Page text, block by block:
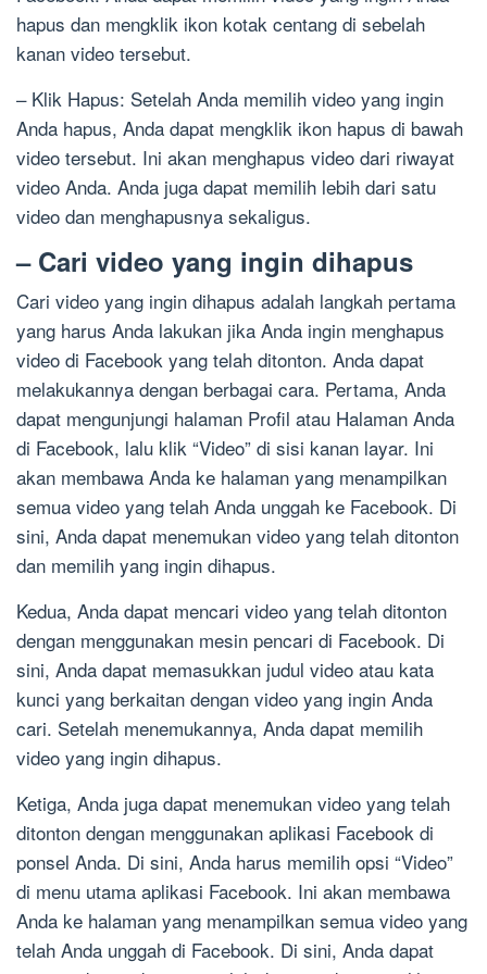
hapus dan mengklik ikon kotak centang di sebelah
kanan video tersebut.
– Klik Hapus: Setelah Anda memilih video yang ingin
Anda hapus, Anda dapat mengklik ikon hapus di bawah
video tersebut. Ini akan menghapus video dari riwayat
video Anda. Anda juga dapat memilih lebih dari satu
video dan menghapusnya sekaligus.
– Cari video yang ingin dihapus
Cari video yang ingin dihapus adalah langkah pertama
yang harus Anda lakukan jika Anda ingin menghapus
video di Facebook yang telah ditonton. Anda dapat
melakukannya dengan berbagai cara. Pertama, Anda
dapat mengunjungi halaman Profil atau Halaman Anda
di Facebook, lalu klik “Video” di sisi kanan layar. Ini
akan membawa Anda ke halaman yang menampilkan
semua video yang telah Anda unggah ke Facebook. Di
sini, Anda dapat menemukan video yang telah ditonton
dan memilih yang ingin dihapus.
Kedua, Anda dapat mencari video yang telah ditonton
dengan menggunakan mesin pencari di Facebook. Di
sini, Anda dapat memasukkan judul video atau kata
kunci yang berkaitan dengan video yang ingin Anda
cari. Setelah menemukannya, Anda dapat memilih
video yang ingin dihapus.
Ketiga, Anda juga dapat menemukan video yang telah
ditonton dengan menggunakan aplikasi Facebook di
ponsel Anda. Di sini, Anda harus memilih opsi “Video”
di menu utama aplikasi Facebook. Ini akan membawa
Anda ke halaman yang menampilkan semua video yang
telah Anda unggah di Facebook. Di sini, Anda dapat